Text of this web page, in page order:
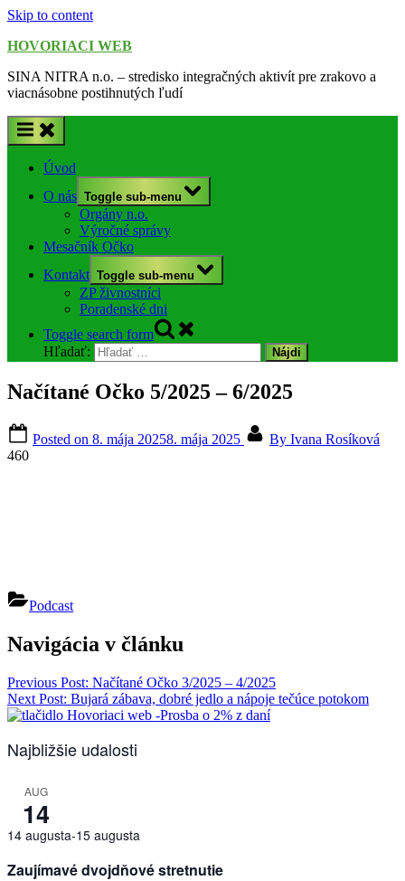
Skip to content
HOVORIACI WEB
SINA NITRA n.o. – stredisko integračných aktivít pre zrakovo a
viacnásobne postihnutých ľudí
Úvod
O nás Toggle sub-menu
Orgány n.o.
Výročné správy
Mesačník Očko
Kontakt Toggle sub-menu
ZP živnostníci
Poradenské dni
Toggle search form
Hľadať:
Načítané Očko 5/2025 – 6/2025
Posted on 8. mája 20258. mája 2025 By Ivana Rosíková
460
Podcast
Navigácia v článku
Previous Post: Načítané Očko 3/2025 – 4/2025
Next Post: Bujará zábava, dobré jedlo a nápoje tečúce potokom
Najbližšie udalosti
AUG
14
14 augusta-15 augusta
Zaujímavé dvojdňové stretnutie